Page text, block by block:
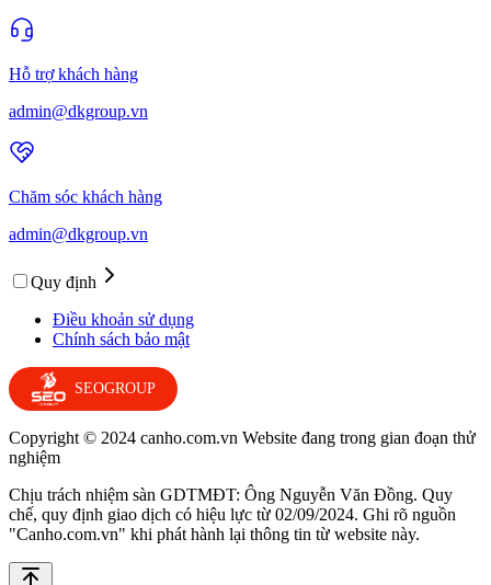
Hỗ trợ khách hàng
admin@dkgroup.vn
Chăm sóc khách hàng
admin@dkgroup.vn
Quy định
Điều khoản sử dụng
Chính sách bảo mật
SEOGROUP
Copyright © 2024 canho.com.vn Website đang trong gian đoạn thử
nghiệm
Chịu trách nhiệm sàn GDTMĐT: Ông Nguyễn Văn Đồng. Quy
chế, quy định giao dịch có hiệu lực từ 02/09/2024. Ghi rõ nguồn
"Canho.com.vn" khi phát hành lại thông tin từ website này.